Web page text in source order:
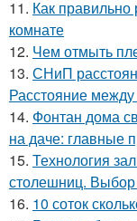
11. Как правильно
комнате
12. Чем отмыть
13. СНиП
Расстояние
14. Фонтан дома
на даче: главные
15. Технология
столешниц.
16. 10 соток